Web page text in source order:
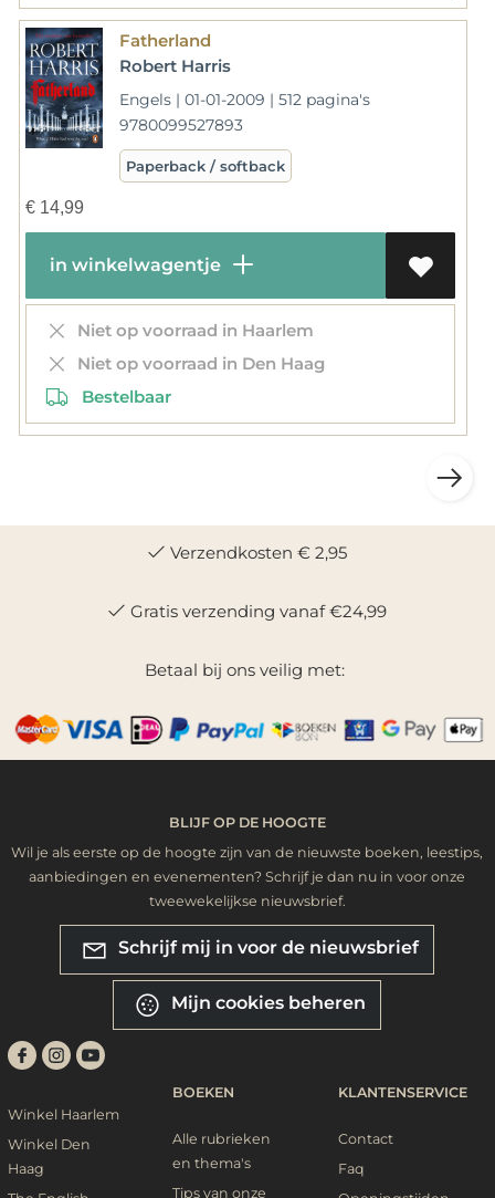
Fatherland
Robert Harris
Engels | 01-01-2009 | 512 pagina's
9780099527893
Paperback / softback
€14,99
in winkelwagentje
Niet op voorraad in Haarlem
Niet op voorraad in Den Haag
Bestelbaar
Verzendkosten € 2,95
Gratis verzending vanaf €24,99
Betaal bij ons veilig met:
BLIJF OP DE HOOGTE
Wil je als eerste op de hoogte zijn van de nieuwste boeken, leestips,
aanbiedingen en evenementen? Schrijf je dan nu in voor onze
tweewekelijkse nieuwsbrief.
Schrijf mij in voor de nieuwsbrief
Mijn cookies beheren
Winkel Haarlem
Winkel Den
Haag
BOEKEN
Alle rubrieken
en thema's
Tips van onze
KLANTENSERVICE
Contact
Faq